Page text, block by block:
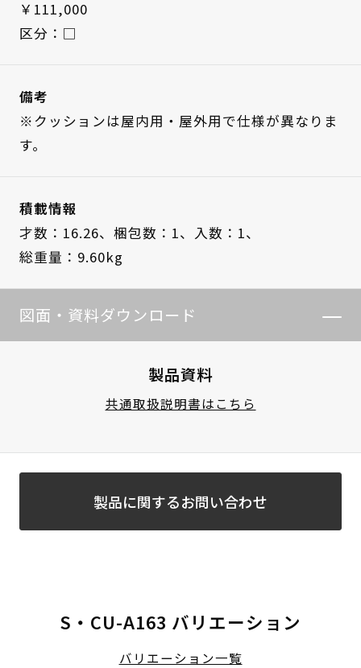
￥111,000
区分：□
備考
※クッションは屋内用・屋外用で仕様が異なりま
す。
積載情報
才数：16.26、 梱包数：1、
入数：1、
総重量：9.60kg
図面・資料ダウンロード
製品資料
共通取扱説明書はこちら
製品に関するお問い合わせ
S・CU-A163 バリエーション
バリエーション一覧